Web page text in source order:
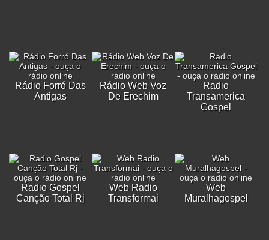
Rádio Forró Das
Antigas
Rádio Web Voz
De Erechim
Radio
Transamerica
Gospel
Radio Gospel
Canção Total Rj
Web Radio
Transformai
Web
Muralhagospel